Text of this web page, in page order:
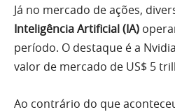
Já no mercado de ações,
Inteligência Artificial (IA)
período. O destaque é a
valor de mercado de US$ 5
Ao contrário do que